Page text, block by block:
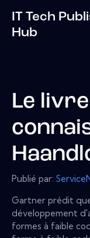
IT Tech
Hub
Le
Publié par:
Gartner prédit
développement
formes à faible